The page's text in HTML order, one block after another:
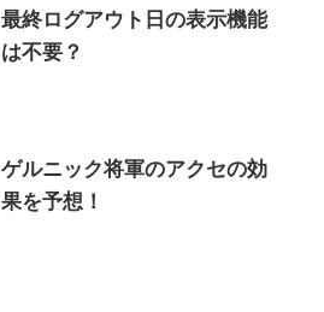
最終ログアウト日の表示機能
は不要？
ゲルニック将軍のアクセの効
果を予想！